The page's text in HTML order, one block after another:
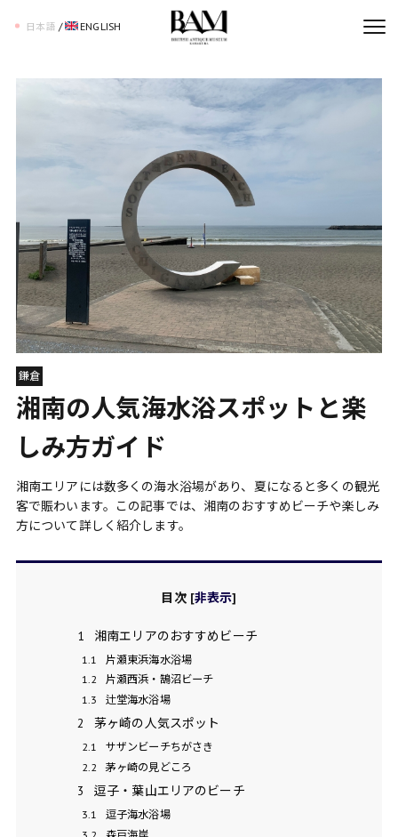
日本語 / ENGLISH
鎌倉
湘南の人気海水浴スポットと楽
しみ方ガイド
湘南エリアには数多くの海水浴場があり、夏になると多くの観光
客で賑わいます。この記事では、湘南のおすすめビーチや楽しみ
方について詳しく紹介します。
目次 [非表示]
1 湘南エリアのおすすめビーチ
1.1
片瀬東浜海水浴場
1.2
片瀬西浜・鵠沼ビーチ
1.3
辻堂海水浴場
2 茅ヶ崎の人気スポット
2.1
サザンビーチちがさき
2.2
茅ヶ崎の見どころ
3 逗子・葉山エリアのビーチ
3.1
逗子海水浴場